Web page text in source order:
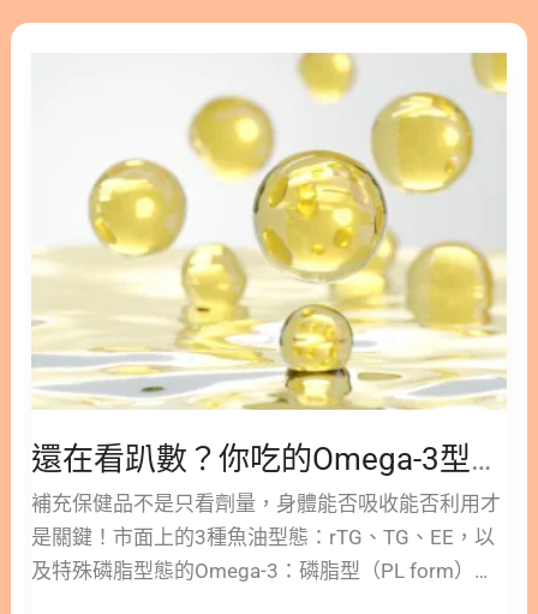
Omega-3 怎麼吃最有效？營養師解析吸收關鍵與吃
法 隱藏/顯示內容目錄 內容目錄 : 顯示/隱藏 1. 游離
型葉黃素＋磷脂型Omega-3，最高效率補充法！ 2.
葉黃素＋Omega-3為什麼要一起補？ 3. 葉黃素和
Omega-3三大共同特性 3.1. 葉黃素和 Omega-3│都屬
於脂溶性營養素 3.2. 葉黃素和 Omega-3│皆能支援眼
睛健康 3.3. 葉黃素和 Omega-3│效果與補充型態有關
3.3.1. 葉黃素：酯化型葉黃素及游離型葉黃素 3.3.2.
Omega-3：魚油三酸甘油酯型和磷蝦油磷脂型 4. 葉
黃素和 Omega-3怎麼吃？ 4.1. 葉黃素和 Omega-3│
劑量建議 4.2. 葉黃素和 Omega-3│補充技巧 5. 葉黃
素和 Omega-3 總結 6. 參考文獻 1. 游離型葉黃素＋
忽略的地方：一般的葉黃素與 魚油三酸甘油酯型
Omega-3 都是「脂溶性」營養素，不溶於水，需要
依賴油脂才能被小腸吸收進入體內。如果你空腹吃或
攝取型態不夠有效率，可能吃了再久也沒有感覺。 營
還在看趴數？你吃的Omega-3型態和生物利用率才是關鍵！
補充保健品不是只看劑量，身體能否吸收能否利用才
是關鍵！市面上的3種魚油型態：rTG、TG、EE，以
及特殊磷脂型態的Omega-3：磷脂型（PL form），
的
型
態
和
生
物
利
用